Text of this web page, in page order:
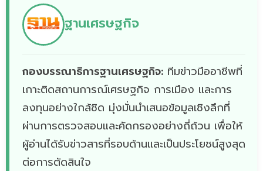
ฐานเศรษฐกิจ
กองบรรณาธิการฐานเศรษฐกิจ: ทีมข่าวมืออาชีพที่
เกาะติดสถานการณ์เศรษฐกิจ การเมือง และการ
ลงทุนอย่างใกล้ชิด มุ่งมั่นนำเสนอข้อมูลเชิงลึกที่
ผ่านการตรวจสอบและคัดกรองอย่างถี่ถ้วน เพื่อให้
ผู้อ่านได้รับข่าวสารที่รอบด้านและเป็นประโยชน์สูงสุด
ต่อการตัดสินใจ